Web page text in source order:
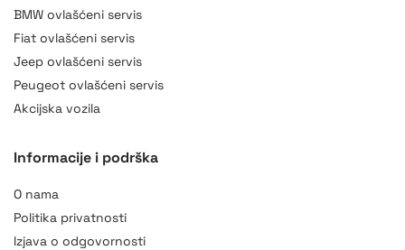
BMW ovlašćeni servis
Fiat ovlašćeni servis
Jeep ovlašćeni servis
Peugeot ovlašćeni servis
Akcijska vozila
Informacije i podrška
O nama
Politika privatnosti
Izjava o odgovornosti